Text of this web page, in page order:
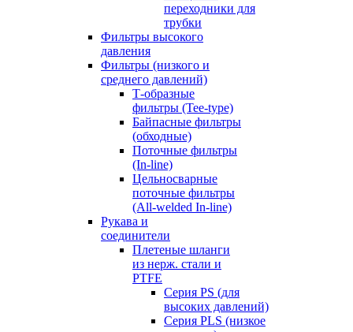
переходники для
трубки
Фильтры высокого
давления
Фильтры (низкого и
среднего давлений)
Т-образные
фильтры (Tee-type)
Байпасные фильтры
(обходные)
Поточные фильтры
(In-line)
Цельносварные
поточные фильтры
(All-welded In-line)
Рукава и
соединители
Плетеные шланги
из нерж. стали и
PTFE
Серия PS (для
высоких давлений)
Серия PLS (низкое